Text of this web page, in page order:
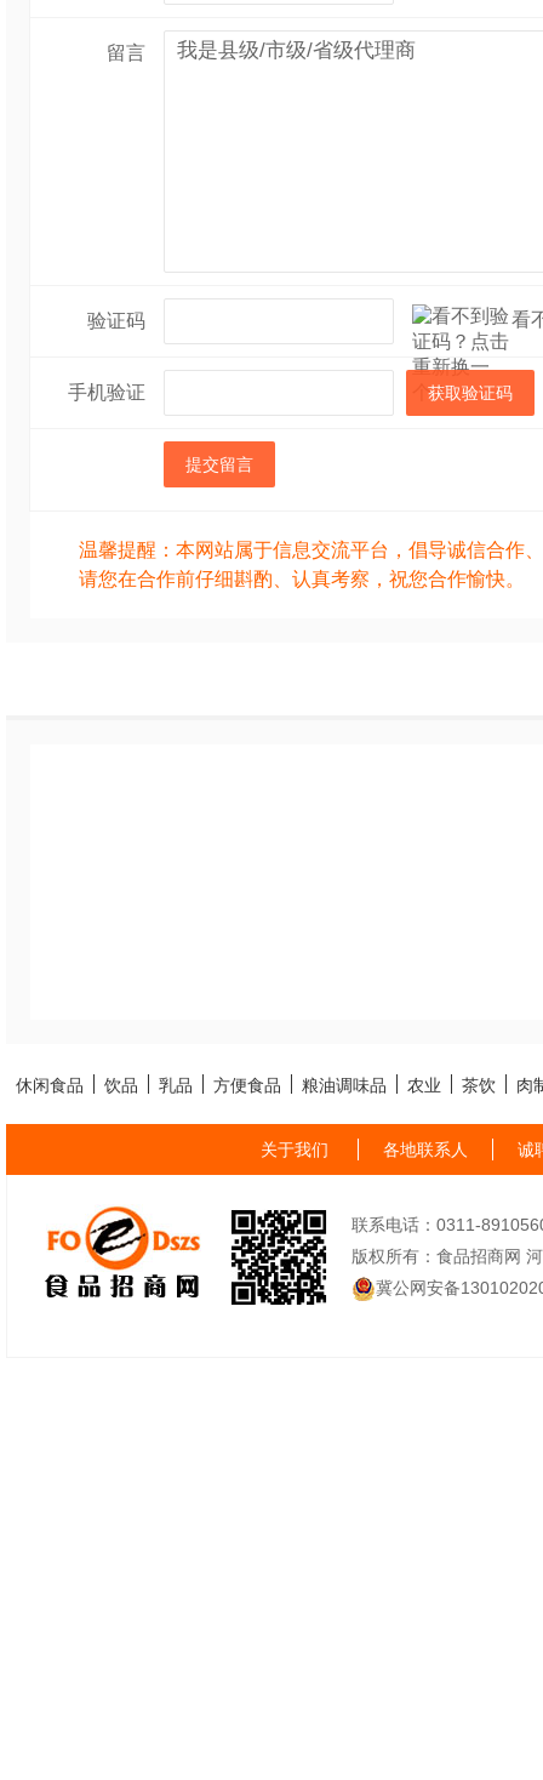
留言
验证码 看
手机验证 获取验证码
提交留言
温馨提醒：本网站属于信息交流平台，倡导诚信合作
请您在合作前仔细斟酌、认真考察，祝您合作愉快。
休闲食品 饮品 乳品 方便食品 粮油调味品 农业 茶饮 肉
关于我们 各地联系人 诚
联系电话：0311-
版权所有：食品招商网
冀公网安备